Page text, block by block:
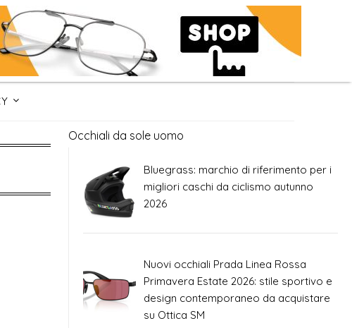
Occhiali da sole uomo
Bluegrass: marchio di riferimento per i
migliori caschi da ciclismo autunno
2026
Nuovi occhiali Prada Linea Rossa
Primavera Estate 2026: stile sportivo e
design contemporaneo da acquistare
su Ottica SM